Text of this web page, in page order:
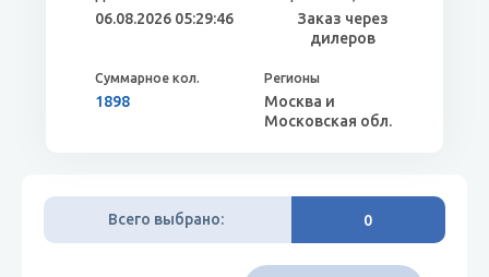
06.08.2026 05:29:46
1898
Заказ через
дилеров
Москва и
Московская обл.
Всего выбрано: 0